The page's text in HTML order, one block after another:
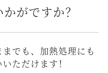
がですか？
までも、加熱処理にも
ただけます！